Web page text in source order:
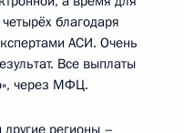
благодаря
АСИ. Очень
Все выплаты
через МФЦ.